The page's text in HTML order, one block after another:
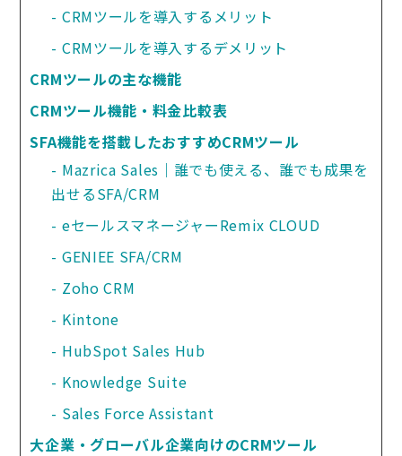
CRMツールを導入するメリット
CRMツールを導入するデメリット
CRMツールの主な機能
CRMツール機能・料金比較表
SFA機能を搭載したおすすめCRMツール
Mazrica Sales｜誰でも使える、誰でも成果を
出せるSFA/CRM
eセールスマネージャーRemix CLOUD
GENIEE SFA/CRM
Zoho CRM
Kintone
HubSpot Sales Hub
Knowledge Suite
Sales Force Assistant
大企業・グローバル企業向けのCRMツール